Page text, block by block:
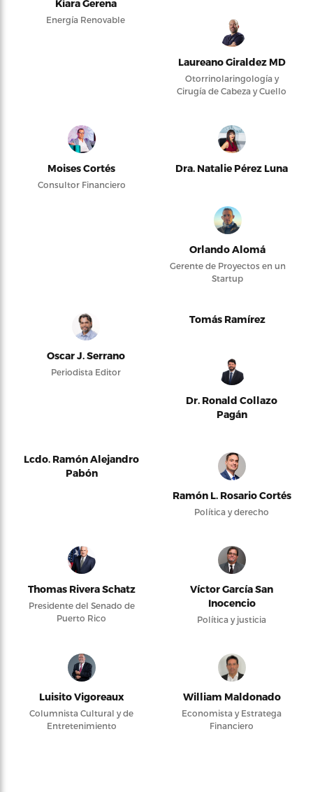
Kiara Gerena
Energía Renovable
Laureano Giraldez MD
Otorrinolaringología y
Cirugía de Cabeza y Cuello
Moises Cortés
Consultor Financiero
Dra. Natalie Pérez Luna
Orlando Alomá
Gerente de Proyectos en un
Startup
Oscar J. Serrano
Periodista Editor
Tomás Ramírez
Dr. Ronald Collazo
Pagán
Lcdo. Ramón Alejandro
Pabón
Ramón L. Rosario Cortés
Política y derecho
Thomas Rivera Schatz
Presidente del Senado de
Puerto Rico
Víctor García San
Inocencio
Política y justicia
Luisito Vigoreaux
Columnista Cultural y de
Entretenimiento
William Maldonado
Economista y Estratega
Financiero